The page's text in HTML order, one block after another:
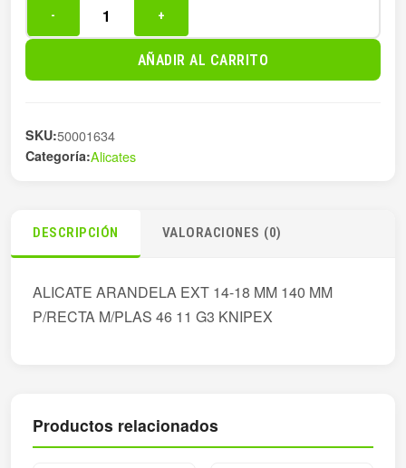
ARAND.EXT.
cantidad
- +
AÑADIR AL CARRITO
SKU:50001634
Categoría:Alicates
DESCRIPCIÓN VALORACIONES (0)
ALICATE ARANDELA EXT 14-18 MM 140 MM
P/RECTA M/PLAS 46 11 G3 KNIPEX
Productos relacionados